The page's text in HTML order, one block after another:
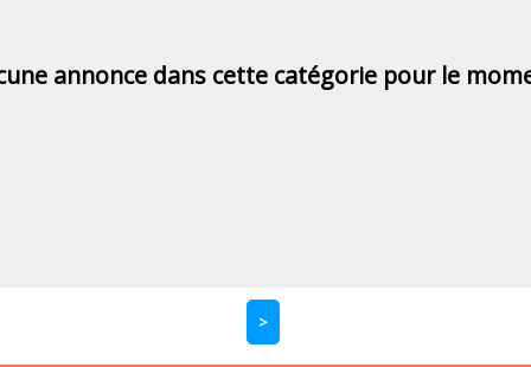
annonce dans cette catégorie pour le
>